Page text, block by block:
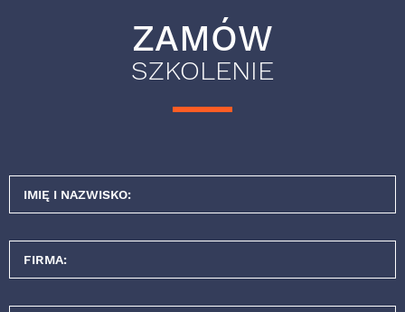
ZAMÓW
SZKOLENIE
IMIĘ I NAZWISKO:
FIRMA: